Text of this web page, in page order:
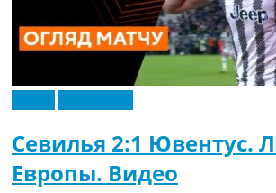
Севилья 2:1 Ювентус.
Европы. Видео